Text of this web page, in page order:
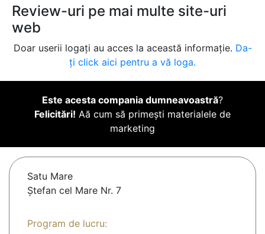
Review-uri pe mai multe site-uri
web
Doar userii logați au acces la această informație. Da-
ți click aici pentru a vă loga.
Este acesta compania dumneavoastră?
Felicitări! Aă cum să primești materialele de
marketing
Satu Mare
Ștefan cel Mare Nr. 7
Program de lucru: